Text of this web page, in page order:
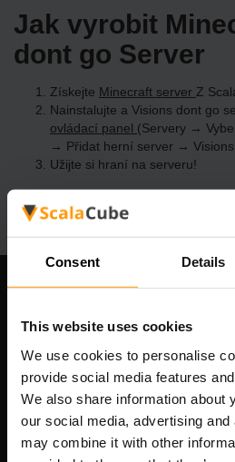
Consent Details
This website uses cookies
We use cookies to personalise
provide social media features
We also share information about
our social media, advertising
may combine it with other
Jak vyrobit
dont go Server
Získejte Minecraft server Z
Nainstalujte a Visions dont go
ovládací panel (Servery →
→ Přidat herní server →
Užijte si hraní na serveru!
Scalable Hosting Solutions OÜ
IČO: 14652605
DIČ: EE102133820
Adresa: Harju maakond, Tallinn,